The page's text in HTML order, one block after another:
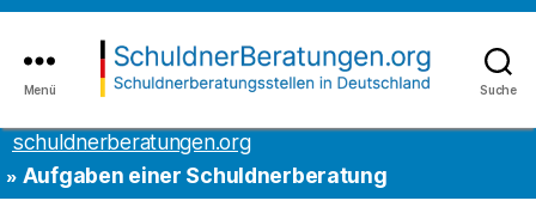
Inhalt
springen
to
the
content
Suche
Menü
schuldnerberatungen.org
Aufgaben einer Schuldnerberatung